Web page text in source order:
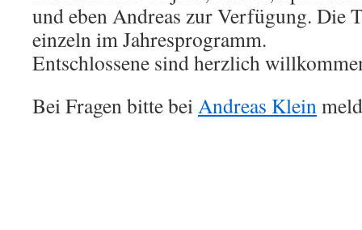
und eben Andreas zur Verfügung. Die
einzeln im Jahresprogramm.
Entschlossene sind herzlich
Bei Fragen bitte bei Andreas Klein